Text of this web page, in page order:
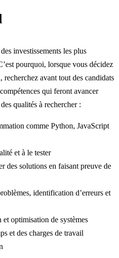
investissements les plus
pourquoi, lorsque vous décidez
avant tout des candidats
qui feront avancer
qualités à rechercher :
comme Python, JavaScript
et à le tester
des solutions en faisant preuve de
identification d’erreurs et
et optimisation de systèmes
et des charges de travail